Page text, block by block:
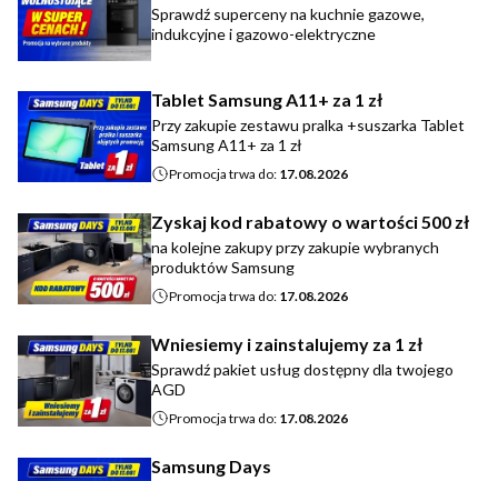
Sprawdź superceny na kuchnie gazowe,
indukcyjne i gazowo-elektryczne
Tablet Samsung A11+ za 1 zł
Przy zakupie zestawu pralka +suszarka Tablet
Samsung A11+ za 1 zł
Promocja trwa do: 17.08.2026
Zyskaj kod rabatowy o wartości 500 zł
na kolejne zakupy przy zakupie wybranych
produktów Samsung
Promocja trwa do: 17.08.2026
Wniesiemy i zainstalujemy za 1 zł
Sprawdź pakiet usług dostępny dla twojego
AGD
Promocja trwa do: 17.08.2026
Samsung Days